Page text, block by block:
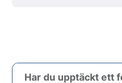
Har du upptäckt ett